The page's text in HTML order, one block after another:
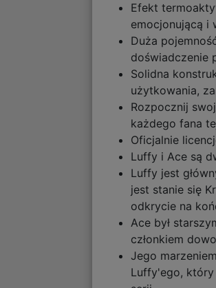
Efekt
emocjonującą i
Duża
doświadczenie
Solidna
użytkowania,
Rozpocznij
każdego fana
Oficjalnie
Luffy i Ace są
Luffy jest
jest stanie się
odkrycie na
Ace był
członkiem
Jego
Luffy'ego,